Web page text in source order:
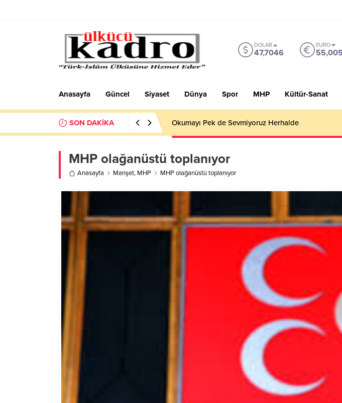
DOLAR
47,7046
EURO
Anasayfa Güncel Siyaset Dünya Spor MHP Kültür-Sanat
SON DAKİKA Okumayı Pek de Sevmiyoruz Herhalde
MHP olağanüstü toplanıyor
Anasayfa Manşet, MHP MHP olağanüstü toplanıyor